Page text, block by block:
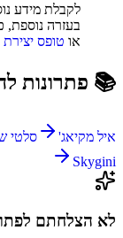
לקבלת מידע
בעזרה נוספת,
או טופס
📚 פתרונות
איל מקיאג' סלטי
Skygini
לא הצלחתם